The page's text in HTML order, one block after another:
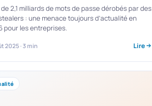
de 2,1 milliards de mots de passe dérobés par des
: une menace toujours d’actualité en
pour les entreprises.
2025 · 3 min Lire